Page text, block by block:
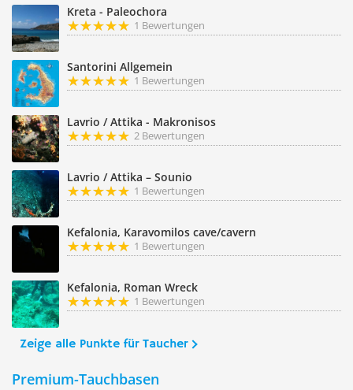
Kreta - Paleochora
1 Bewertungen
Santorini Allgemein
1 Bewertungen
Lavrio / Attika - Makronisos
2 Bewertungen
Lavrio / Attika – Sounio
1 Bewertungen
Kefalonia, Karavomilos cave/cavern
1 Bewertungen
Kefalonia, Roman Wreck
1 Bewertungen
Zeige alle Punkte für Taucher
Premium-Tauchbasen